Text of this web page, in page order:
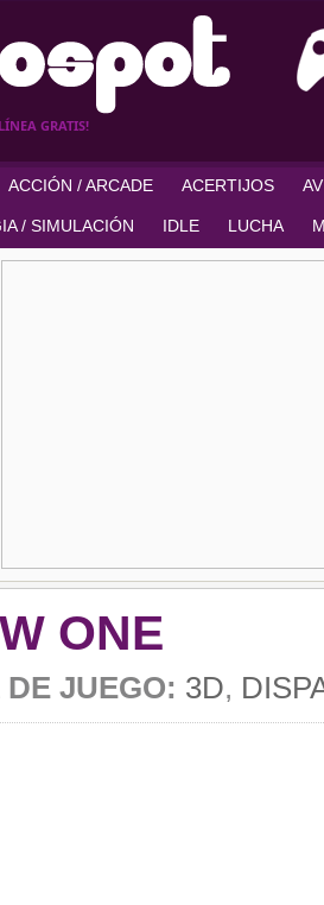
GRATIS!
ACCIÓN / ARCADE ACERTIJOS
/ SIMULACIÓN IDLE LUCHA
ONE
JUEGO: 3D,